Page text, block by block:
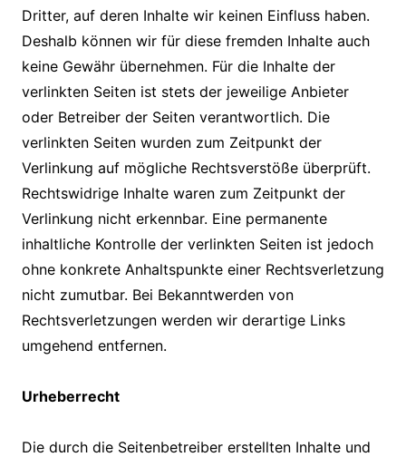
Dritter, auf deren Inhalte wir keinen Einfluss haben.
Deshalb können wir für diese fremden Inhalte auch
keine Gewähr übernehmen. Für die Inhalte der
verlinkten Seiten ist stets der jeweilige Anbieter
oder Betreiber der Seiten verantwortlich. Die
verlinkten Seiten wurden zum Zeitpunkt der
Verlinkung auf mögliche Rechtsverstöße überprüft.
Rechtswidrige Inhalte waren zum Zeitpunkt der
Verlinkung nicht erkennbar. Eine permanente
inhaltliche Kontrolle der verlinkten Seiten ist jedoch
ohne konkrete Anhaltspunkte einer Rechtsverletzung
nicht zumutbar. Bei Bekanntwerden von
Rechtsverletzungen werden wir derartige Links
umgehend entfernen.
Urheberrecht
Die durch die Seitenbetreiber erstellten Inhalte und